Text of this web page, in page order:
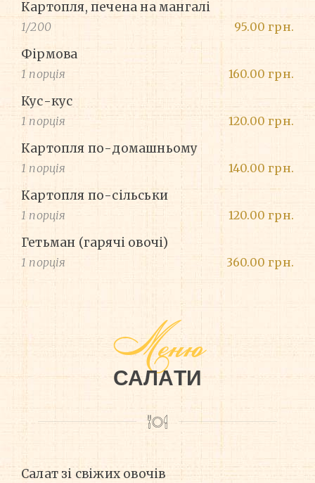
Картопля, печена на мангалі
1/200 95.00 грн.
Фірмова
1 порція 160.00 грн.
Кус-кус
1 порція 120.00 грн.
Картопля по-домашньому
1 порція 140.00 грн.
Картопля по-сільськи
1 порція 120.00 грн.
Гетьман (гарячі овочі)
1 порція 360.00 грн.
Меню
САЛАТИ
Салат зі свіжих овочів